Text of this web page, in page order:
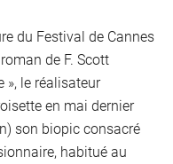
du Festival de Cannes
de F. Scott
», le réalisateur
en mai dernier
son biopic consacré
habitué au